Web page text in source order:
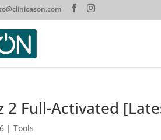
2 Full-Activated
|Tools